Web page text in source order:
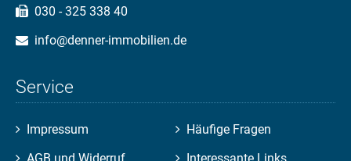
030 - 325 338 40
info@denner-immobilien.de
Service
Navigation
Impressum
Navigation
Häufige Fragen